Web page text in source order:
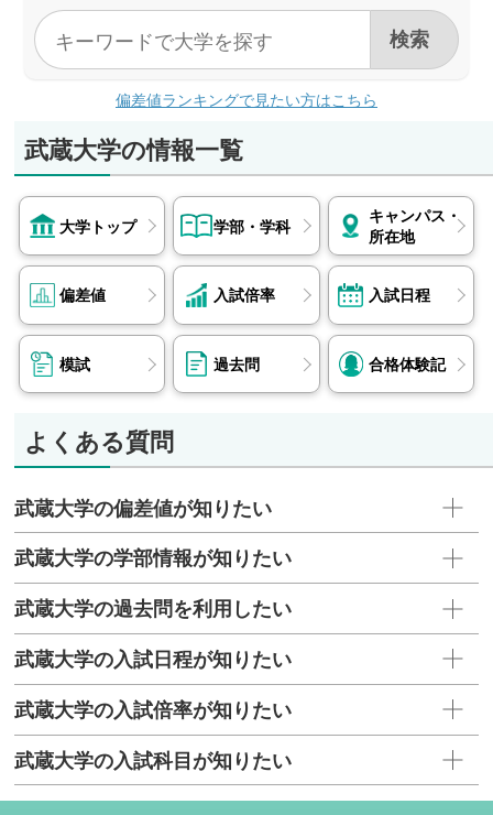
偏差値ランキングで見たい方はこちら
武蔵大学の情報一覧
大学トップ 学部・学科
キャンパス・
所在地
偏差値 入試倍率 入試日程
模試 過去問 合格体験記
よくある質問
武蔵大学の偏差値が知りたい
武蔵大学の学部情報が知りたい
武蔵大学の過去問を利用したい
武蔵大学の入試日程が知りたい
武蔵大学の入試倍率が知りたい
武蔵大学の入試科目が知りたい